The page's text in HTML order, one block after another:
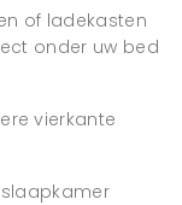
of ladekasten
onder uw bed
vierkante